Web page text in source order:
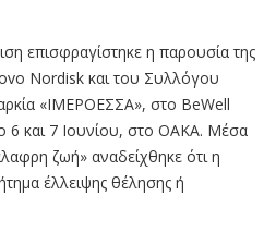
επισφραγίστηκε η παρουσία της
Nordisk και του Συλλόγου
«ΙΜΕΡΟΕΣΣΑ», στο BeWell
6 και 7 Ιουνίου, στο ΟΑΚΑ. Μέσα
ζωή» αναδείχθηκε ότι η
έλλειψης θέλησης ή